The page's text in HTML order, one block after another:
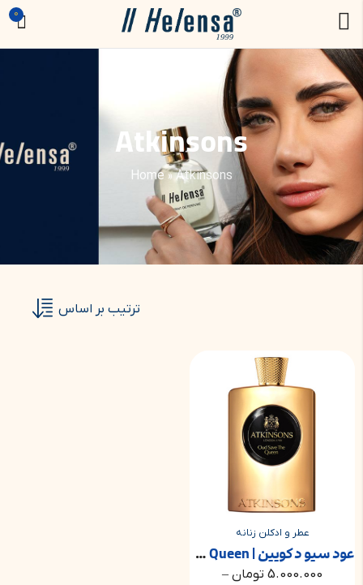
0
Atkinsons
Home »Atkinsons
ترتیب بر اساس
عطر و ادکلن زنانه
عود سیو د کویین | Oud Save The Queen
5.000.000 تومان –